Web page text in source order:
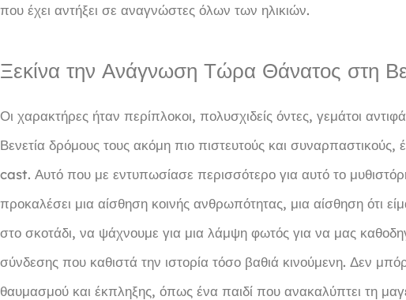
που έχει αντήξει σε αναγνώστες όλων των ηλικιών.
Ξεκίνα την Ανάγνωση Τώρα Θάνατος στη
Οι χαρακτήρες ήταν περίπλοκοι, πολυσχιδείς όντες, γεμάτοι
Βενετία δρόμους τους ακόμη πιο πιστευτούς και συναρπαστικούς,
cast. Αυτό που με εντυπωσίασε περισσότερο για αυτό το
προκαλέσει μια αίσθηση κοινής ανθρωπότητας, μια αίσθηση ότι
στο σκοτάδι, να ψάχνουμε για μια λάμψη φωτός για να μας
σύνδεσης που καθιστά την ιστορία τόσο βαθιά κινούμενη. Δεν
θαυμασμού και έκπληξης, όπως ένα παιδί που ανακαλύπτει τη